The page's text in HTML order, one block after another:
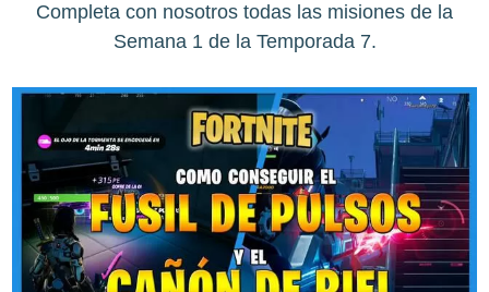
Completa con nosotros todas las misiones de la
Semana 1 de la Temporada 7.